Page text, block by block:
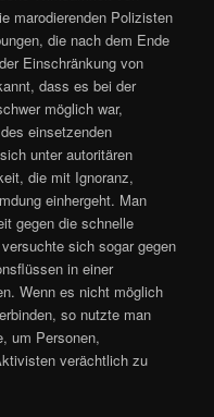
marodierenden Polizisten
die nach dem Ende
Einschränkung von
dass es bei der
möglich war,
einsetzenden
unter autoritären
die mit Ignoranz,
einhergeht. Man
gegen die schnelle
sich sogar gegen
in einer
Wenn es nicht möglich
so nutzte man
um Personen,
verächtlich zu